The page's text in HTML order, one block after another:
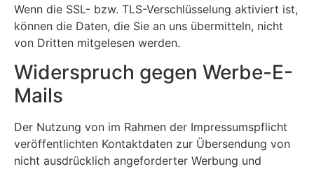
Wenn die SSL- bzw. TLS-Verschlüsselung aktiviert ist,
können die Daten, die Sie an uns übermitteln, nicht
von Dritten mitgelesen werden.
Widerspruch gegen Werbe-E-
Mails
Der Nutzung von im Rahmen der Impressumspflicht
veröffentlichten Kontaktdaten zur Übersendung von
nicht ausdrücklich angeforderter Werbung und